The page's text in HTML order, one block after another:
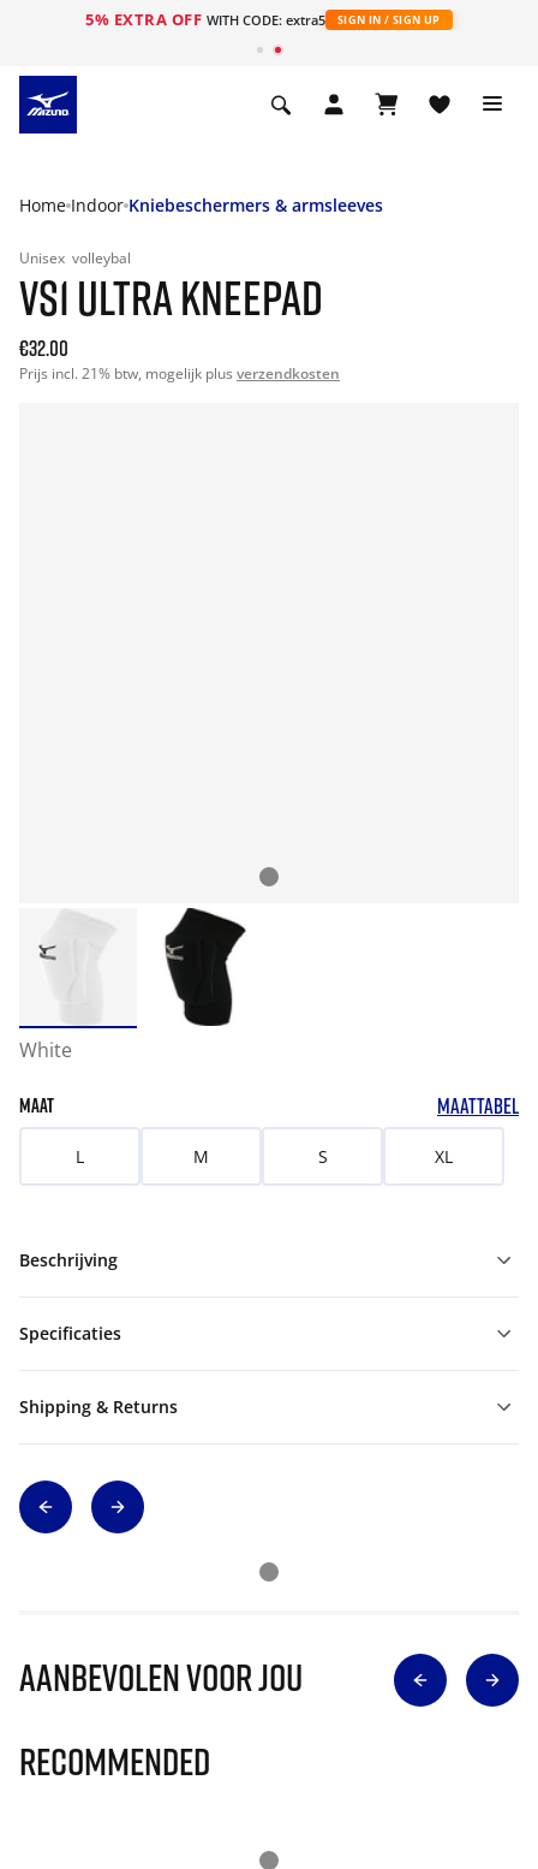
5% EXTRA OFF WITH CODE: extra5 SIGN IN / SIGN UP
Home Indoor Kniebeschermers & armsleeves
Unisex volleybal
VS1 ULTRA KNEEPAD
€32.00
Prijs incl. 21% btw, mogelijk plus verzendkosten
White
MAAT MAATTABEL
L M S XL
Beschrijving
Specificaties
Shipping & Returns
Aanbevolen voor jou
Recommended